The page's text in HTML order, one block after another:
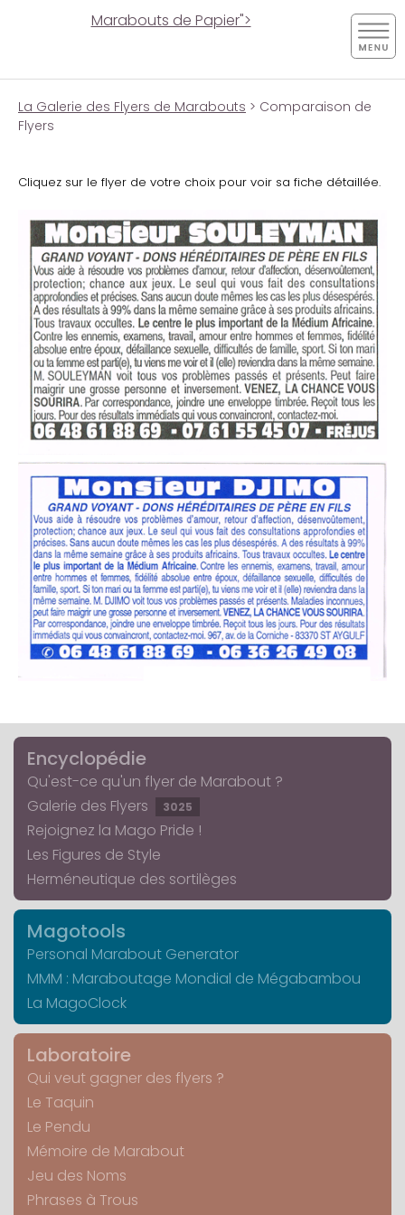
Marabouts de Papier">
La Galerie des Flyers de Marabouts > Comparaison de
Flyers
Cliquez sur le flyer de votre choix pour voir sa fiche détaillée.
Encyclopédie
Qu'est-ce qu'un flyer de Marabout ?
Galerie des Flyers
3025
Rejoignez la Mago Pride !
Les Figures de Style
Herméneutique des sortilèges
Magotools
Personal Marabout Generator
MMM : Maraboutage Mondial de Mégabambou
La MagoClock
Laboratoire
Qui veut gagner des flyers ?
Le Taquin
Le Pendu
Mémoire de Marabout
Jeu des Noms
Phrases à Trous